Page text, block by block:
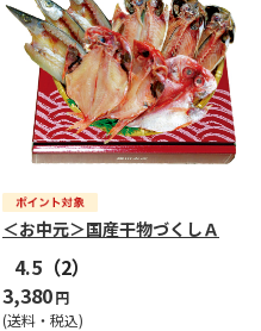
＜お中元＞国産干物づくしＡ
4.5 （2）
3,380円
(送料・税込)